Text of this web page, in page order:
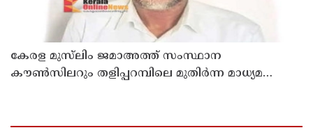
കേരള മുസ്‌ലിം ജമാഅത്ത് സംസ്ഥാന
കൗൺസിലറും തളിപ്പറമ്പിലെ മുതിർന്ന മാധ്യമ